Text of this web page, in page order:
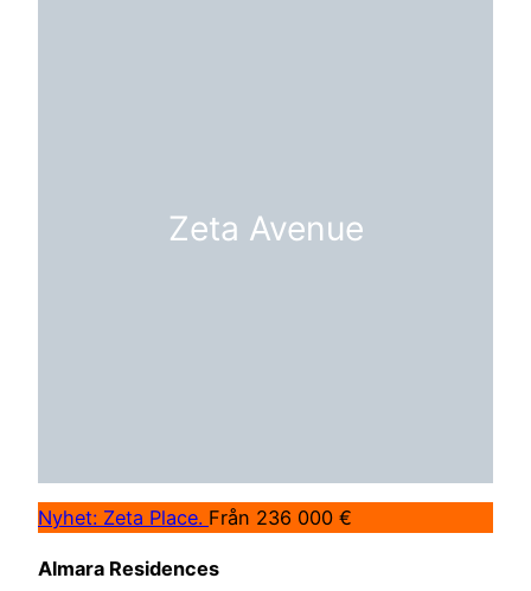
Zeta Avenue
Nyhet: Zeta Place. Från 236 000 €
Almara Residences